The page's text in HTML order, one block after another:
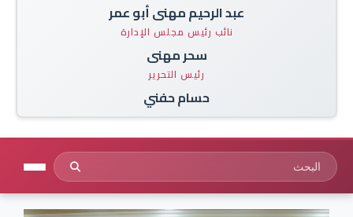
عبد الرحيم مهنى أبو عمر
نائب رئيس مجلس الإدارة
سحر مهنى
رئيس التحرير
حسام حفني